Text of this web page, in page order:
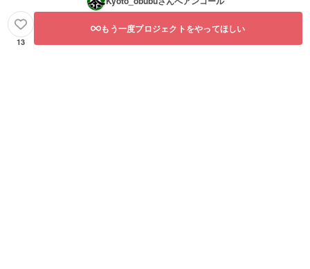
13
もう一度プロジェクトをやってほしい